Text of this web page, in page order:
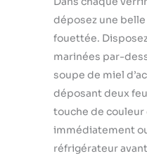
déposez une
fouettée.
marinées par-
soupe de miel
déposant deux
touche de couleur
immédiatement
réfrigérateur